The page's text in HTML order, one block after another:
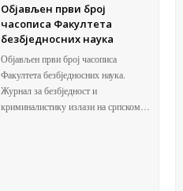
Објављен први број
часописа Факултета
безбједносних наука
Објављен први број часописа
Факултета безбједносних наука.
Журнал за безбједност и
криминалистику излази на српском…